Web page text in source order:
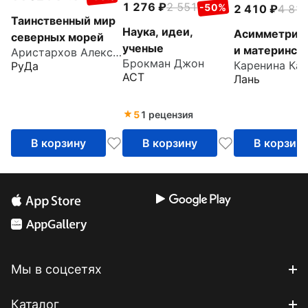
Таинственный мир
северных морей
Аристархов Александр
РуДа
В корзину
1 276 2 551 -50%
Наука, идеи,
ученые
Брокман Джон
АСТ
51 рецензия
В корзину
2 410
4 819
Асимметрия
и
детские
Лань
В корзину
Мы в соцсетях
Каталог